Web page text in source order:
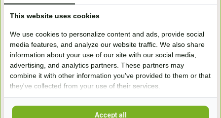
Bezoek onze
winkel
Handelsweg 6a
7041gx 's-Heerenberg
aan de Duitse grens, aan de A12/A3
This website uses cookies
We use cookies to personalize content and ads, provide social
media features, and analyze our website traffic. We also share
information about your use of our site with our social media,
advertising, and analytics partners. These partners may
combine it with other information you've provided to them or that
they've collected from your use of their services.
Accept all